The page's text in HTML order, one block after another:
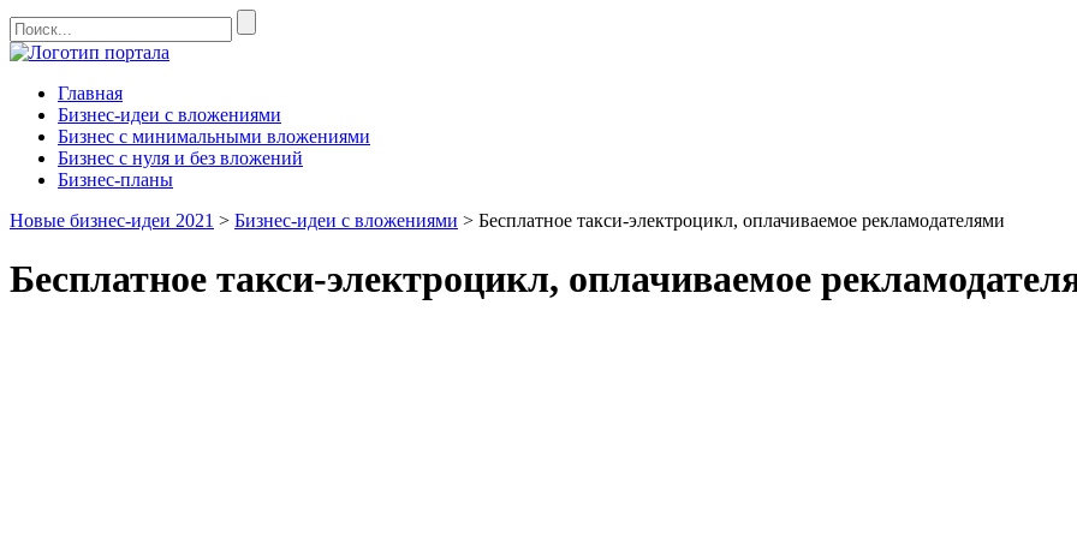
Главная
Бизнес-идеи с вложениями
Бизнес с минимальными вложениями
Бизнес с нуля и без вложений
Бизнес-планы
Новые бизнес-идеи 2021 > Бизнес-идеи с вложениями > Бесплатное такси-электроцикл, оплачиваемое рекламодателями
Бесплатное такси-электроцикл, оплачиваемое